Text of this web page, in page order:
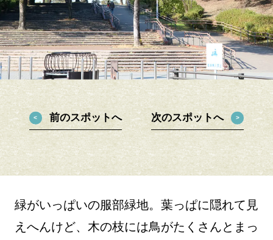
前のスポットへ 次のスポットへ
緑がいっぱいの服部緑地。葉っぱに隠れて見
えへんけど、木の枝には鳥がたくさんとまっ